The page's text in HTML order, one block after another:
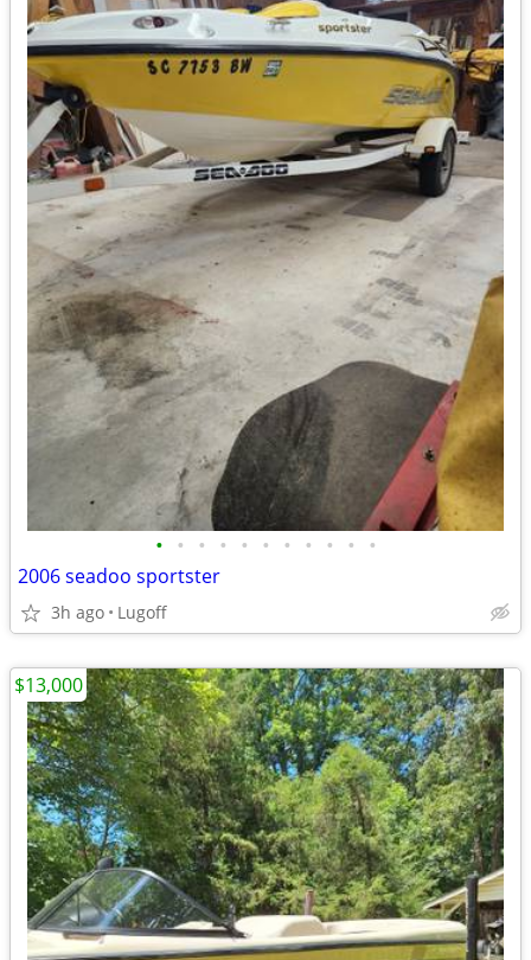
• • • • • • • • • • •
2006 seadoo sportster
3h ago Lugoff
$13,000